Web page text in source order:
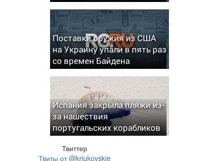
Поставки оружия из США
на Украину упали в пять раз
со времен Байдена
Испания закрыла пляжи из-
за нашествия
португальских корабликов
Твиттер
Твиты от @kriukovskie